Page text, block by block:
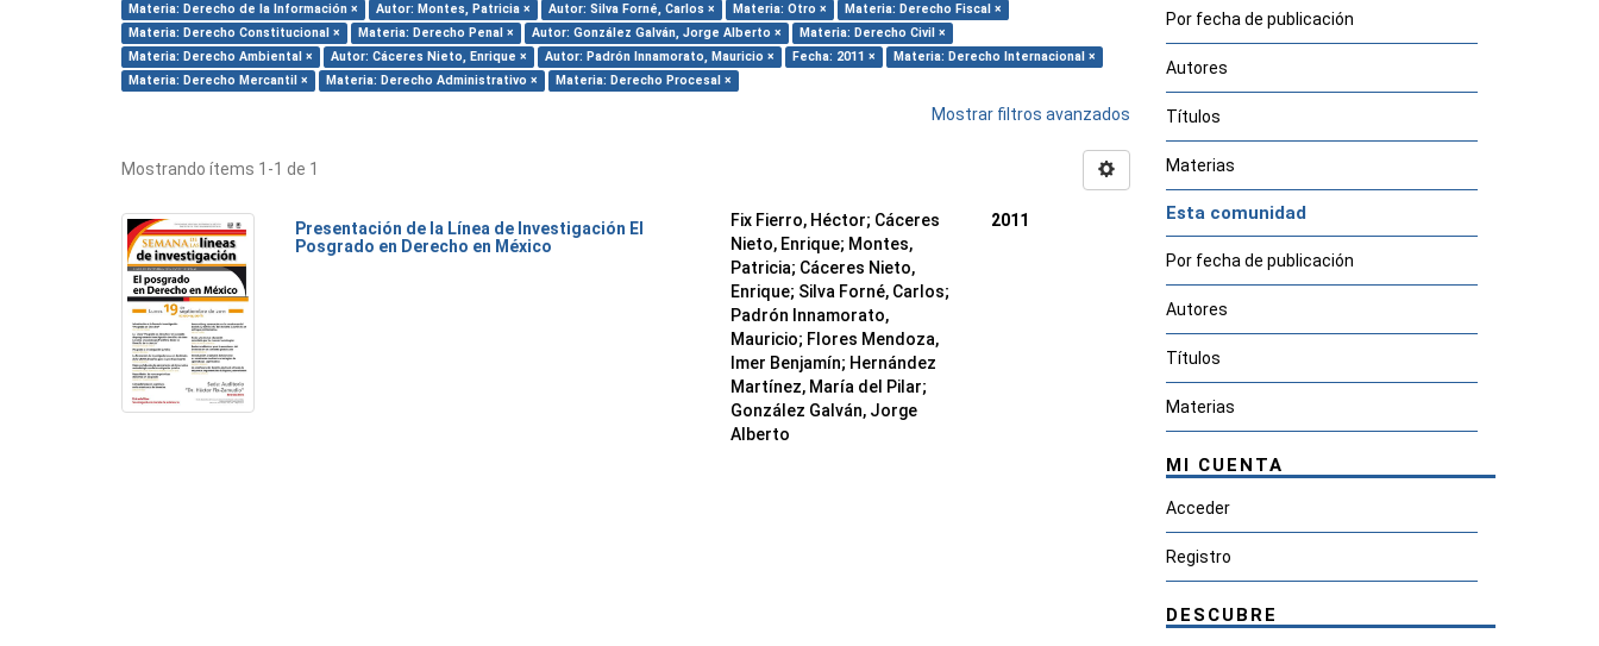
Materia: Derecho de la Información × Autor: Montes, Patricia × Autor: Silva Forné, Carlos × Materia: Otro ×
Materia: Derecho Fiscal ×
Materia: Derecho Constitucional ×
Materia: Derecho Penal × Autor: González Galván, Jorge Alberto ×
Materia: Derecho Civil ×
Materia: Derecho Ambiental ×
Autor: Cáceres Nieto, Enrique × Autor: Padrón Innamorato, Mauricio × Fecha: 2011 ×
Materia: Derecho Internacional ×
Materia: Derecho Mercantil ×
Materia: Derecho Administrativo × Materia: Derecho Procesal ×
Mostrar filtros avanzados
Mostrando ítems 1-1 de 1
Presentación de la Línea de Investigación El
Posgrado en Derecho en México
Fix Fierro, Héctor; Cáceres
Nieto, Enrique; Montes,
Patricia; Cáceres Nieto,
Enrique; Silva Forné, Carlos;
Padrón Innamorato,
Mauricio; Flores Mendoza,
Imer Benjamín; Hernández
Martínez, María del Pilar;
González Galván, Jorge
Alberto
2011
Por fecha de publicación
Autores
Títulos
Materias
Esta comunidad
Por fecha de publicación
Autores
Títulos
Materias
MI CUENTA
Acceder
Registro
DESCUBRE